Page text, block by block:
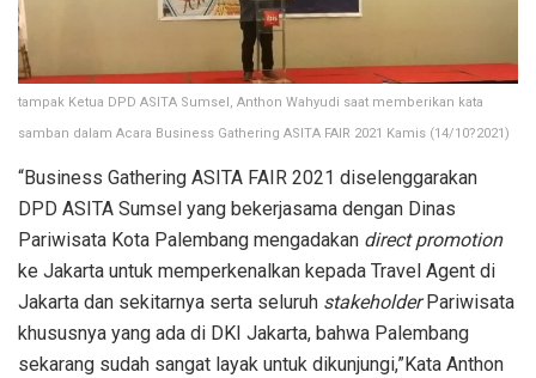
tampak Ketua DPD ASITA Sumsel, Anthon Wahyudi saat memberikan kata
samban dalam Acara Business Gathering ASITA FAIR 2021 Kamis (14/10?2021)
“Business Gathering ASITA FAIR 2021 diselenggarakan
DPD ASITA Sumsel yang bekerjasama dengan Dinas
Pariwisata Kota Palembang mengadakan direct promotion
ke Jakarta untuk memperkenalkan kepada Travel Agent di
Jakarta dan sekitarnya serta seluruh stakeholderPariwisata
khususnya yang ada di DKI Jakarta, bahwa Palembang
sekarang sudah sangat layak untuk dikunjungi,”Kata Anthon